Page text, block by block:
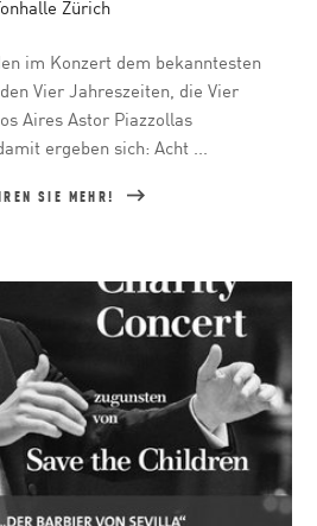
Zürich
im Konzert dem bekanntesten
Vier Jahreszeiten, die Vier
Aires Astor Piazzollas
ergeben sich: Acht ...
SIE MEHR!